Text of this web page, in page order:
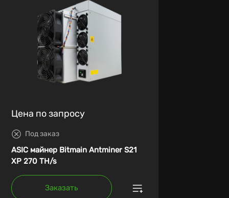
Цена по запросу
Под заказ
ASIC майнер Bitmain Antminer S21
XP 270 TH/s
Заказать